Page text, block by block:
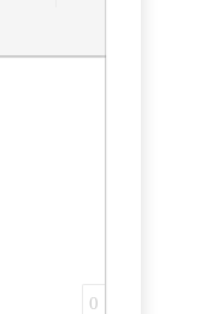
спойлера
0